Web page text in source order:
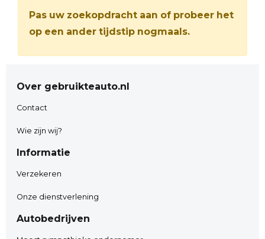
Pas uw zoekopdracht aan of probeer het
op een ander tijdstip nogmaals.
Over gebruikteauto.nl
Contact
Wie zijn wij?
Informatie
Verzekeren
Onze dienstverlening
Autobedrijven